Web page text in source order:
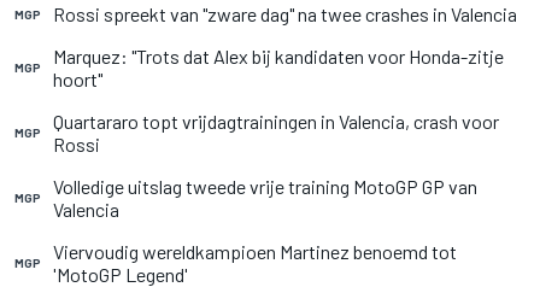
MGP Rossi spreekt van "zware dag" na twee crashes in Valencia
MGP
Marquez: "Trots dat Alex bij kandidaten voor Honda-zitje
hoort"
MGP
Quartararo topt vrijdagtrainingen in Valencia, crash voor
Rossi
MGP
Volledige uitslag tweede vrije training MotoGP GP van
Valencia
MGP
Viervoudig wereldkampioen Martinez benoemd tot
'MotoGP Legend'